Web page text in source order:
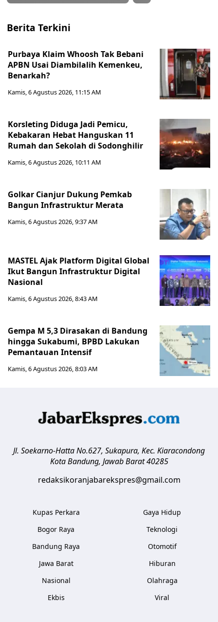
Berita Terkini
Purbaya Klaim Whoosh Tak Bebani
APBN Usai Diambilalih Kemenkeu,
Benarkah?
Kamis, 6 Agustus 2026, 11:15 AM
Korsleting Diduga Jadi Pemicu,
Kebakaran Hebat Hanguskan 11
Rumah dan Sekolah di Sodonghilir
Kamis, 6 Agustus 2026, 10:11 AM
Golkar Cianjur Dukung Pemkab
Bangun Infrastruktur Merata
Kamis, 6 Agustus 2026, 9:37 AM
MASTEL Ajak Platform Digital Global
Ikut Bangun Infrastruktur Digital
Nasional
Kamis, 6 Agustus 2026, 8:43 AM
Gempa M 5,3 Dirasakan di Bandung
hingga Sukabumi, BPBD Lakukan
Pemantauan Intensif
Kamis, 6 Agustus 2026, 8:03 AM
Jl. Soekarno-Hatta No.627, Sukapura, Kec. Kiaracondong
Kota Bandung, Jawab Barat 40285
redaksikoranjabarekspres@gmail.com
Kupas Perkara
Bogor Raya
Bandung Raya
Jawa Barat
Nasional
Ekbis
Gaya Hidup
Teknologi
Otomotif
Hiburan
Olahraga
Viral